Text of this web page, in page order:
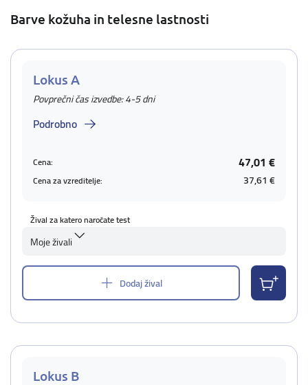
Barve kožuha in telesne lastnosti
Lokus A
Povprečni čas izvedbe: 4-5 dni
Podrobno
Cena: 47,01 €
Cena za vzreditelje: 37,61 €
Žival za katero naročate test
Moje živali
Dodaj žival
Lokus B